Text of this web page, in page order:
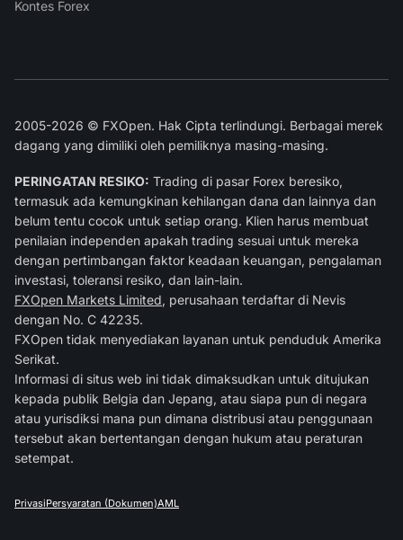
Kontes Forex
2005-2026 © FXOpen. Hak Cipta terlindungi. Berbagai merek
dagang yang dimiliki oleh pemiliknya masing-masing.
PERINGATAN RESIKO: Trading di pasar Forex beresiko,
termasuk ada kemungkinan kehilangan dana dan lainnya dan
belum tentu cocok untuk setiap orang. Klien harus membuat
penilaian independen apakah trading sesuai untuk mereka
dengan pertimbangan faktor keadaan keuangan, pengalaman
investasi, toleransi resiko, dan lain-lain.
FXOpen Markets Limited, perusahaan terdaftar di Nevis
dengan No. C 42235.
FXOpen tidak menyediakan layanan untuk penduduk Amerika
Serikat.
Informasi di situs web ini tidak dimaksudkan untuk ditujukan
kepada publik Belgia dan Jepang, atau siapa pun di negara
atau yurisdiksi mana pun dimana distribusi atau penggunaan
tersebut akan bertentangan dengan hukum atau peraturan
setempat.
PrivasiPersyaratan (Dokumen)AML